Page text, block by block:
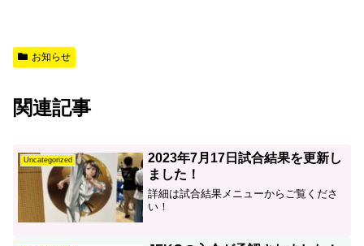
お知らせ
関連記事
Uncategorized
2023年7月17日試合結果を更新し
ました！
詳細は試合結果メニューからご覧くださ
い！